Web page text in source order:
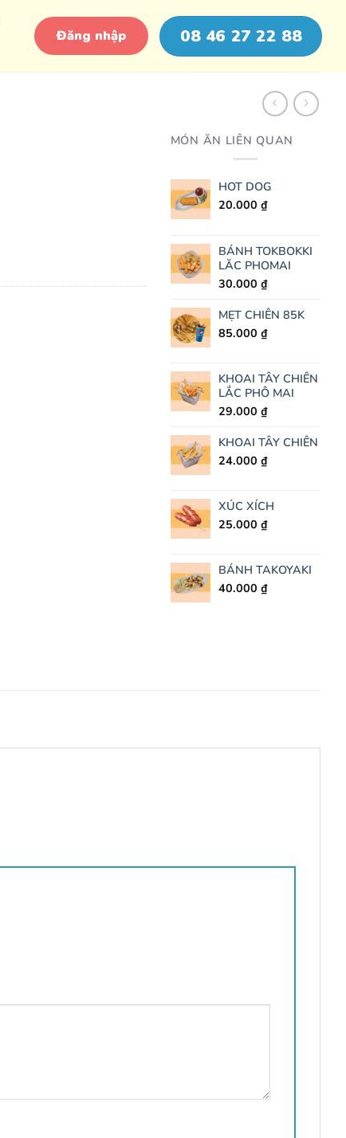
Đăng nhập 08 46 27 22 88
MÓN ĂN LIÊN QUAN
HOT DOG
20.000 ₫
BÁNH TOKBOKKI
LĂC PHOMAI
30.000 ₫
MẸT CHIÊN 85K
85.000 ₫
KHOAI TÂY CHIÊN
LẮC PHÔ MAI
29.000 ₫
KHOAI TÂY CHIÊN
24.000 ₫
XÚC XÍCH
25.000 ₫
BÁNH TAKOYAKI
40.000 ₫